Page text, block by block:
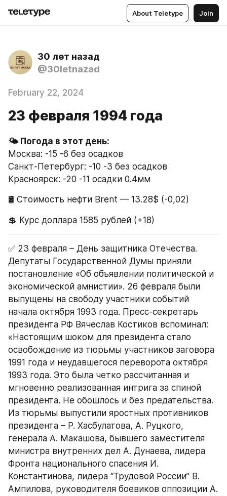
About Teletype Join
30 лет назад
@30letnazad
February 22, 2024
23 февраля 1994 года
Москва: -15 -6 без осадков
Санкт-Петербург: -10 -3 без осадков
Красноярск: -20 -11 осадки 0.4мм
🛢 Стоимость нефти Brent — 13.28$ (-0,02)
💲 Курс доллара 1585 рублей (+18)
✅ 23 февраля – День защитника Отечества.
Депутаты Государственной Думы приняли
постановление «Об объявлении политической и
экономической амнистии». 26 февраля были
выпущены на свободу участники событий
начала октября 1993 года. Пресс-секретарь
президента РФ Вячеслав Костиков вспоминал:
«Настоящим шоком для президента стало
освобождение из тюрьмы участников заговора
1991 года и неудавшегося переворота октября
1993 года. Это была четко рассчитанная и
мгновенно реализованная интрига за спиной
президента. Не обошлось и без предательства.
Из тюрьмы выпустили яростных противников
президента – Р. Хасбулатова, А. Руцкого,
генерала А. Макашова, бывшего заместителя
министра внутренних дел А. Дунаева, лидера
Фронта национального спасения И.
Константинова, лидера “Трудовой России” В.
Ампилова, руководителя боевиков оппозиции А.